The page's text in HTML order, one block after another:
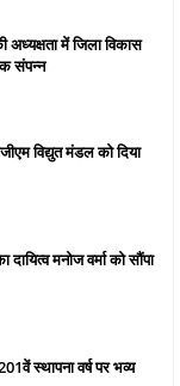
अध्यक्षता में जिला विकास
संपन्न
विद्युत मंडल को दिया
मनोज वर्मा को सौंपा
स्थापना वर्ष पर भव्य